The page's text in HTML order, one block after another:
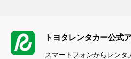
トヨタレンタカー公式
スマートフォンからレンタ